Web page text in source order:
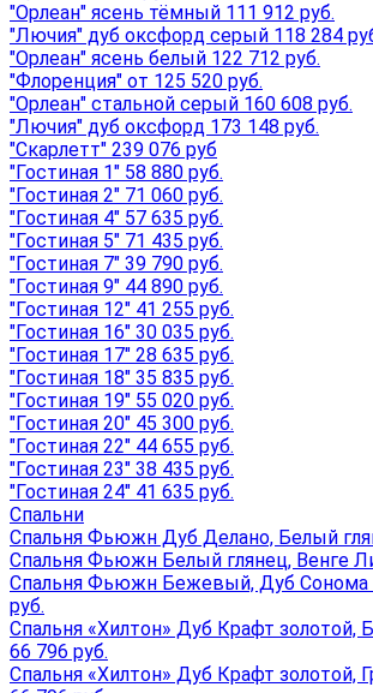
"Орлеан" ясень тёмный 111 912 руб.
"Лючия" дуб оксфорд серый 118 284
"Орлеан" ясень белый 122 712 руб.
"Флоренция" от 125 520 руб.
"Орлеан" стальной серый 160 608 руб.
"Лючия" дуб оксфорд 173 148 руб.
"Скарлетт" 239 076 руб
"Гостиная 1" 58 880 руб.
"Гостиная 2" 71 060 руб.
"Гостиная 4" 57 635 руб.
"Гостиная 5" 71 435 руб.
"Гостиная 7" 39 790 руб.
"Гостиная 9" 44 890 руб.
"Гостиная 12" 41 255 руб.
"Гостиная 16" 30 035 руб.
"Гостиная 17" 28 635 руб.
"Гостиная 18" 35 835 руб.
"Гостиная 19" 55 020 руб.
"Гостиная 20" 45 300 руб.
"Гостиная 22" 44 655 руб.
"Гостиная 23" 38 435 руб.
"Гостиная 24" 41 635 руб.
Спальни
Спальня Фьюжн Дуб Делано, Белый
Спальня Фьюжн Белый глянец, Венге
Спальня Фьюжн Бежевый, Дуб Сонома
руб.
Спальня «Хилтон» Дуб Крафт
66 796 руб.
Спальня «Хилтон» Дуб Крафт золотой,